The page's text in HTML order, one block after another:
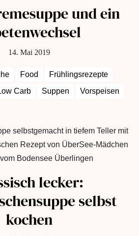
und ein
14. Mai 2019
Food
Frühlingsrezepte
Carb Suppen Vorspeisen
lecker:
selbst
kochen